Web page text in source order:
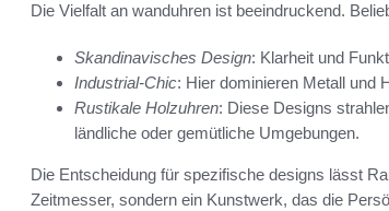
Die Vielfalt an wanduhren ist beeindruckend.
Skandinavisches Design: Klarheit und
Industrial-Chic: Hier dominieren Metall und
Rustikale Holzuhren: Diese Designs
ländliche oder gemütliche Umgebungen.
Die Entscheidung für spezifische designs lässt
Zeitmesser, sondern ein Kunstwerk, das die